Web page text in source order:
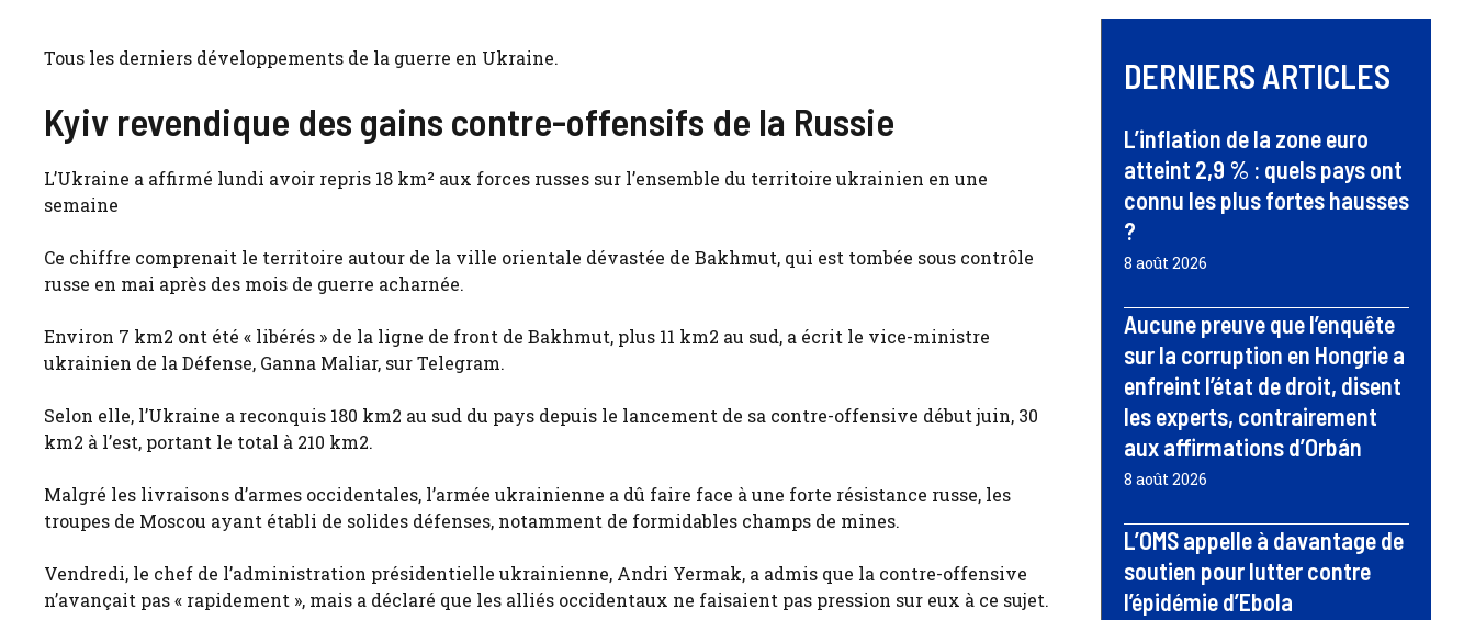
Tous les derniers développements de la guerre en Ukraine.
Kyiv revendique des gains contre-offensifs de la Russie
L’Ukraine a affirmé lundi avoir repris 18 km² aux forces russes sur l’ensemble du territoire ukrainien en une
semaine
Ce chiffre comprenait le territoire autour de la ville orientale dévastée de Bakhmut, qui est tombée sous contrôle
russe en mai après des mois de guerre acharnée.
Environ 7 km2 ont été « libérés » de la ligne de front de Bakhmut, plus 11 km2 au sud, a écrit le vice-ministre
ukrainien de la Défense, Ganna Maliar, sur Telegram.
Selon elle, l’Ukraine a reconquis 180 km2 au sud du pays depuis le lancement de sa contre-offensive début juin, 30
km2 à l’est, portant le total à 210 km2.
Malgré les livraisons d’armes occidentales, l’armée ukrainienne a dû faire face à une forte résistance russe, les
troupes de Moscou ayant établi de solides défenses, notamment de formidables champs de mines.
Vendredi, le chef de l’administration présidentielle ukrainienne, Andri Yermak, a admis que la contre-offensive
n’avançait pas « rapidement », mais a déclaré que les alliés occidentaux ne faisaient pas pression sur eux à ce sujet.
DERNIERS ARTICLES
L’inflation de la zone euro
atteint 2,9 % : quels pays ont
connu les plus fortes hausses
?
8 août 2026
Aucune preuve que l’enquête
sur la corruption en Hongrie a
enfreint l’état de droit, disent
les experts, contrairement
aux affirmations d’Orbán
8 août 2026
L’OMS appelle à davantage de
soutien pour lutter contre
l’épidémie d’Ebola